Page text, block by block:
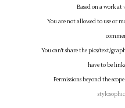
Based on a work at
You are not allowed to use or
You can't share the pics/text/
have to be
Permissions beyond the